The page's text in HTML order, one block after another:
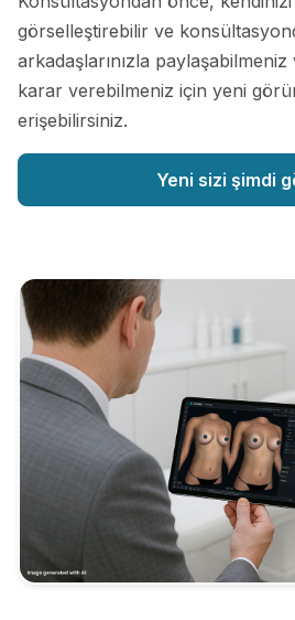
görselleştirebilir ve
arkadaşlarınızla
karar verebilmeniz için yeni
erişebilirsiniz.
Yeni sizi şimdi